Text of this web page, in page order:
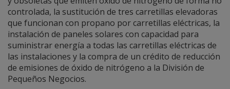
controlada, la sustitución de tres carretillas elevadoras
que funcionan con propano por carretillas eléctricas, la
instalación de paneles solares con capacidad para
suministrar energía a todas las carretillas eléctricas de
las instalaciones y la compra de un crédito de reducción
de emisiones de óxido de nitrógeno a la División de
Pequeños Negocios.